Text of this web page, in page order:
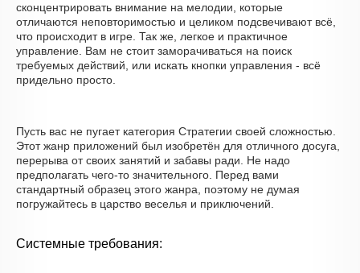
сконцентрировать внимание на мелодии, которые
отличаются неповторимостью и целиком подсвечивают всё,
что происходит в игре. Так же, легкое и практичное
управление. Вам не стоит заморачиваться на поиск
требуемых действий, или искать кнопки управления - всё
придельно просто.
Пусть вас не пугает категория Стратегии своей сложностью.
Этот жанр приложений был изобретён для отличного досуга,
перерыва от своих занятий и забавы ради. Не надо
предполагать чего-то значительного. Перед вами
стандартный образец этого жанра, поэтому не думая
погружайтесь в царство веселья и приключений.
Системные требования: